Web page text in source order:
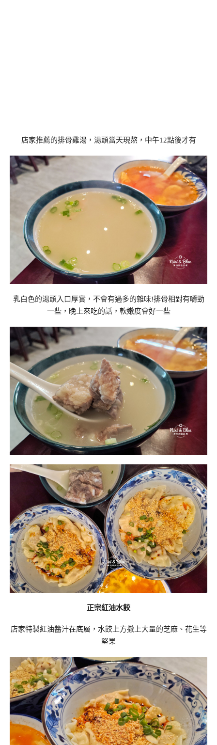
店家推薦的排骨雞湯，湯頭當天現熬，中午12點後才有
乳白色的湯頭入口厚實，不會有過多的雜味!排骨相對有嚼勁
一些，晚上來吃的話，軟嫩度會好一些
正宗紅油水餃
店家特製紅油醬汁在底層，水餃上方撒上大量的芝麻、花生等
堅果